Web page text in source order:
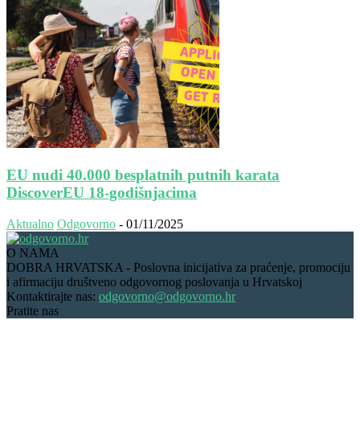
EU nudi 40.000 besplatnih putnih karata
DiscoverEU 18-godišnjacima
Aktualno Odgovorno - 01/11/2025
O NAMA
DOBRA HRVATSKA - Poslovna inicijativa za praćenje, promociju
i afirmaciju društveno odgovornog poslovanja u Hrvatskoj
Kontaktirajte nas: odgovorno@odgovorno.hr
Pratite nas